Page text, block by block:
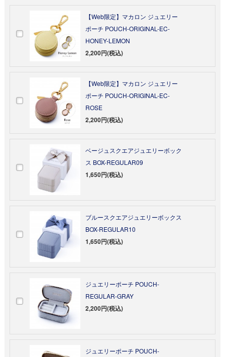
【Web限定】マカロン ジュエリー
ポーチ POUCH-ORIGINAL-EC-
HONEY-LEMON
2,200円(税込)
【Web限定】マカロン ジュエリー
ポーチ POUCH-ORIGINAL-EC-
ROSE
2,200円(税込)
ベージュスクエアジュエリーボック
ス BOX-REGULAR09
1,650円(税込)
ブルースクエアジュエリーボックス
BOX-REGULAR10
1,650円(税込)
ジュエリーポーチ POUCH-
REGULAR-GRAY
2,200円(税込)
ジュエリーポーチ POUCH-